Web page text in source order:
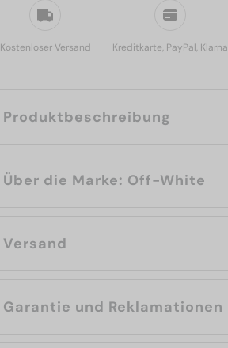
Kostenloser Versand Kreditkarte, PayPal, Klarna
Produktbeschreibung
Über die Marke: Off-White
Versand
Garantie und Reklamationen